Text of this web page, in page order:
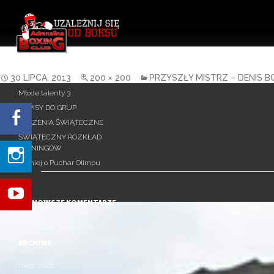
BOJCOW
30 LIPCA, 2013 200 × 200 PRZYSZŁY MISTRZ – DENIS
Szukaj:
Młode talenty 3
ZAPISY DO GRUP
ŻYCZENIA ŚWIĄTECZNE
ŚWIĄTECZNY ROZKŁAD
TRENINGÓW
Turniej o Puchar Olimpu
NAJNOWSZE KOMENTARZE
lipiec 2026